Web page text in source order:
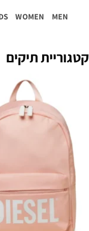
MEN
WOMEN
קטגוריית תיקים